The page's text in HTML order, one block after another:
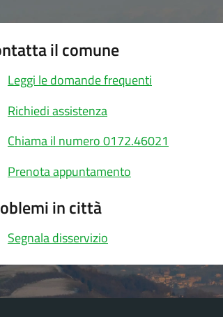
il comune
Leggi le domande frequenti
Richiedi assistenza
Chiama il numero 0172.46021
Prenota appuntamento
in città
Segnala disservizio